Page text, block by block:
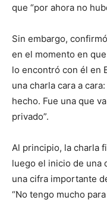
que “por ahora no
Sin embargo,
en el momento en
lo encontró con él en
una charla cara a
hecho. Fue una que
privado”.
Al principio, la charla
luego el inicio de una
una cifra importante
“No tengo mucho para